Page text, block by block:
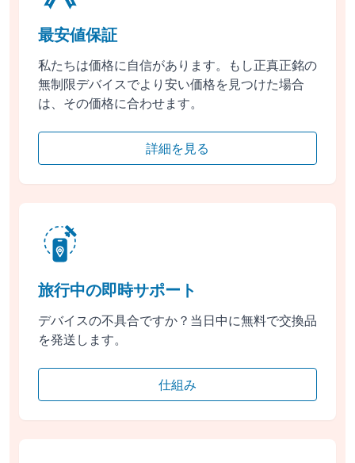
最安値保証
私たちは価格に自信があります。もし正真正銘の
無制限デバイスでより安い価格を見つけた場合
は、その価格に合わせます。
詳細を見る
旅行中の即時サポート
デバイスの不具合ですか？当日中に無料で交換品
を発送します。
仕組み